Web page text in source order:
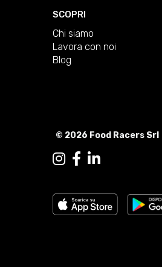
SCOPRI
Chi siamo
Lavora con noi
Blog
© 2026 Food Racers Srl